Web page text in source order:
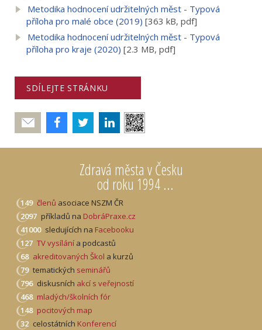
Zdravá města v Česku
od roku 1994 ...
149 členů asociace NSZM ČR
2097 příkladů na DobráPraxe.cz
41000 sledujících na Facebooku
127 TV vysílání a podcastů
68 akreditovaných Škol a kurzů
79 tematických seminářů
796 diskusních akcí s veřejností
468 mladých/školních fór
148 pocitových map
32 celostátních Konferencí
Metodika hodnocení udržitelných měst - Typová
příloha pro malé obce (2019) [363 kB, pdf]
Metodika hodnocení udržitelných měst - Typová
příloha pro kraje (2020) [2.3 MB, pdf]
SDÍLEJTE STRÁNKU
Poslat